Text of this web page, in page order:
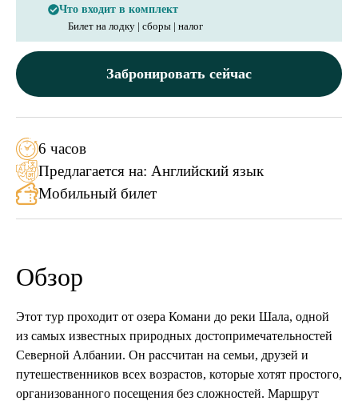
Что входит в комплект
Билет на лодку | сборы | налог
Забронировать сейчас
6 часов
Предлагается на: Английский язык
Мобильный билет
Обзор
Этот тур проходит от озера Комани до реки Шала, одной
из самых известных природных достопримечательностей
Северной Албании. Он рассчитан на семьи, друзей и
путешественников всех возрастов, которые хотят простого,
организованного посещения без сложностей. Маршрут